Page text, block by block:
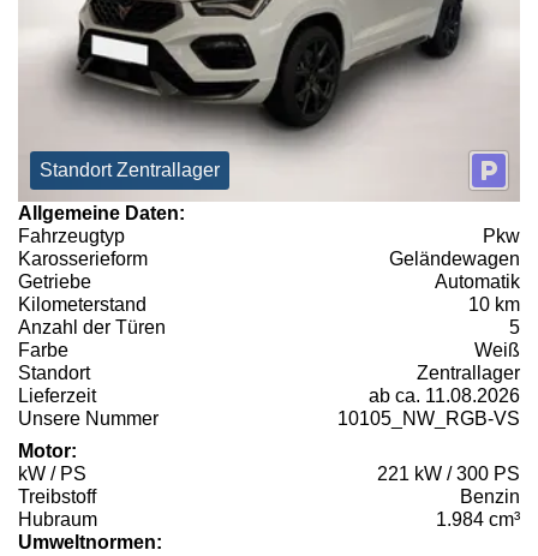
Standort Zentrallager
Allgemeine Daten:
Fahrzeugtyp
Pkw
Karosserieform
Geländewagen
Getriebe
Automatik
Kilometerstand
10 km
Anzahl der Türen
5
Farbe
Weiß
Standort
Zentrallager
Lieferzeit
ab ca. 11.08.2026
Unsere Nummer
10105_NW_RGB-VS
Motor:
kW / PS
221 kW / 300 PS
Treibstoff
Benzin
Hubraum
1.984 cm³
Umweltnormen: